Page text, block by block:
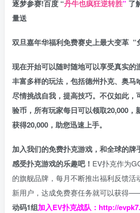
逐梦参赛!百度 “丹牛也疯狂逆转胜” 了
量送
双旦嘉年华福利免费赛史上最大变革 ”
现在开始可以随时随地可以享受真实的
丰富多样的玩法，包括德州扑克、奥马
尽情挑战自我，提高技巧。不仅如此，
验币，所有玩家每日可以领取20,000，
获得20,000，助您迅速上手。
加入我们的免费扑克游戏，和全球的牌
感受扑克游戏的乐趣吧！ EV扑克作为
的旗舰品牌，每月不断推出福利反馈活
新用户，达成免费赛任务就可以获得
动码1组加入EV扑克战队： http://